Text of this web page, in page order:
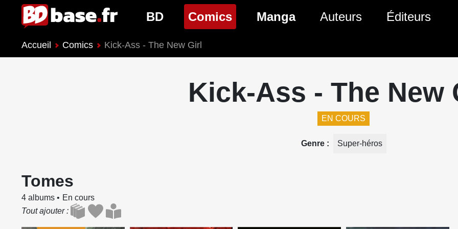
BD
Nouveautés BD
Comics(page courante)
Nouveautés Comics
Genres Comics
Manga
Genres Manga
Auteurs Éditeurs
Accueil Comics Kick-Ass - The New Girl
Kick-Ass - The New
EN COURS
Genre Super-héros
Tomes
4 albums
En cours
Tout ajouter